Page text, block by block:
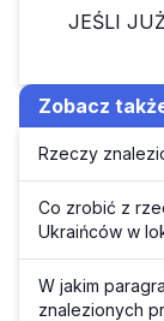
JEŚLI
Zobacz
Rzeczy
Co zrobić z
Ukraińców w
W jakim
znalezionych